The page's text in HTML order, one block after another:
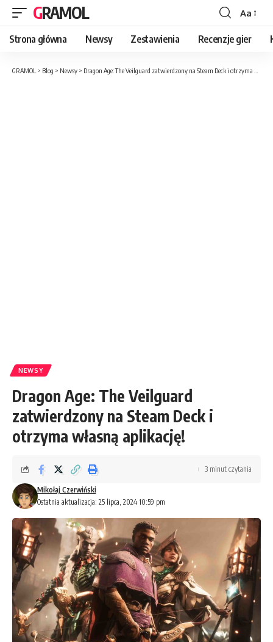
GRAMOL Aa
Strona główna Newsy Zestawienia Recenzje gier
GRAMOL > Blog > Newsy > Dragon Age: The Veilguard zatwierdzony na Steam Deck i otrzyma własną aplikację!
NEWSY
Dragon Age: The Veilguard
zatwierdzony na Steam Deck i
otrzyma własną aplikację!
Ostatnia aktualizacja: 25 lipca, 2024 10:59 pm
Mikołaj Czerwiński
3 minut czytania